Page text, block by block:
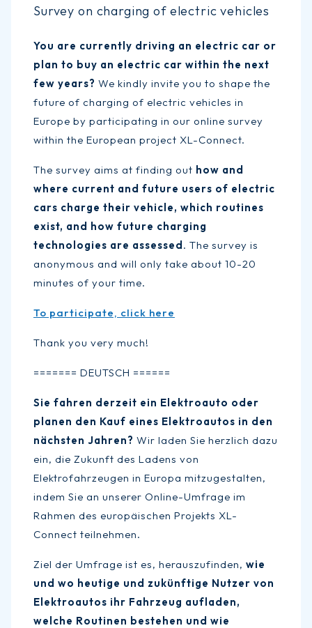
Survey on charging of electric vehicles
You are currently driving an electric car or
plan to buy an electric car within the next
few years? We kindly invite you to shape the
future of charging of electric vehicles in
Europe by participating in our online survey
within the European project XL-Connect.
The survey aims at finding out how and
where current and future users of electric
cars charge their vehicle, which routines
exist, and how future charging
technologies are assessed. The survey is
anonymous and will only take about 10-20
minutes of your time.
To participate, click here
Thank you very much!
======= DEUTSCH ======
Sie fahren derzeit ein Elektroauto oder
planen den Kauf eines Elektroautos in den
nächsten Jahren? Wir laden Sie herzlich dazu
ein, die Zukunft des Ladens von
Elektrofahrzeugen in Europa mitzugestalten,
indem Sie an unserer Online-Umfrage im
Rahmen des europäischen Projekts XL-
Connect teilnehmen.
Ziel der Umfrage ist es, herauszufinden, wie
und wo heutige und zukünftige Nutzer von
Elektroautos ihr Fahrzeug aufladen,
welche Routinen bestehen und wie